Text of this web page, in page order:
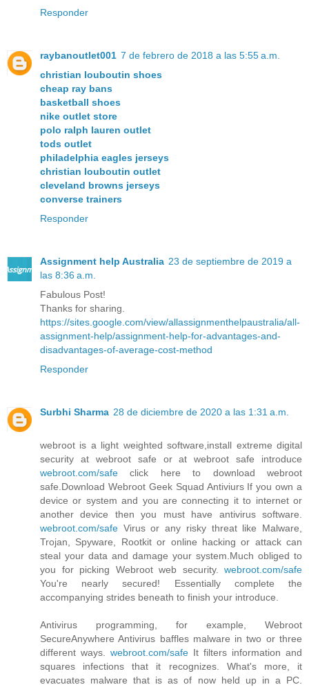
Responder
raybanoutlet001 7 de febrero de 2018 a las 5:55 a.m.
christian louboutin shoes
cheap ray bans
basketball shoes
nike outlet store
polo ralph lauren outlet
tods outlet
philadelphia eagles jerseys
christian louboutin outlet
cleveland browns jerseys
converse trainers
Responder
Assignment help Australia 23 de septiembre de 2019 a
las 8:36 a.m.
Fabulous Post!
Thanks for sharing.
https://sites.google.com/view/allassignmenthelpaustralia/all-
assignment-help/assignment-help-for-advantages-and-
disadvantages-of-average-cost-method
Responder
Surbhi Sharma 28 de diciembre de 2020 a las 1:31 a.m.
webroot is a light weighted software,install extreme digital
security at webroot safe or at webroot safe introduce
webroot.com/safe click here to download webroot
safe.Download Webroot Geek Squad Antiviurs If you own a
device or system and you are connecting it to internet or
another device then you must have antivirus software.
webroot.com/safe Virus or any risky threat like Malware,
Trojan, Spyware, Rootkit or online hacking or attack can
steal your data and damage your system.Much obliged to
you for picking Webroot web security. webroot.com/safe
You're nearly secured! Essentially complete the
accompanying strides beneath to finish your introduce.
Antivirus programming, for example, Webroot
SecureAnywhere Antivirus baffles malware in two or three
different ways. webroot.com/safe It filters information and
squares infections that it recognizes. What's more, it
evacuates malware that is as of now held up in a PC.